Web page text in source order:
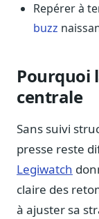
Repérer à
buzz
Pourquoi
centrale
Sans suivi
presse reste
Legiwatch
claire des
à ajuster sa